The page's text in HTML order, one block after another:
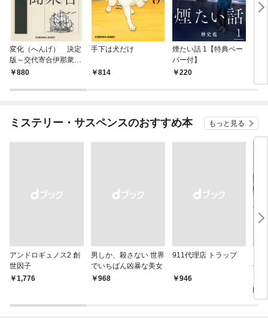
変化（へんげ） 決定
版～交代寄合伊那衆異
聞（1）～
880
手下は犬だけ
814
煙たい話 1【特典ペー
パー付】
220
ミステリー・サスペンスのおすすめ本 もっと見る
アンドロギュノス2 創
世因子
￥1,776
男しか、殺さない 世界
でいちばん凶暴な美女
￥968
911代理店 トラップ
￥946
件